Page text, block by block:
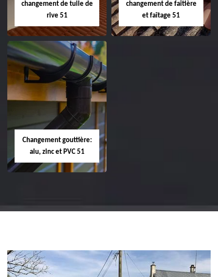
changement de tuile de
rive 51
Réparation et
changement de
tuile de rive 51
changement de faîtière
et faîtage 51
Changement gouttière:
alu, zinc et PVC 51
et PVC 51